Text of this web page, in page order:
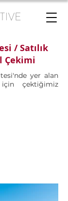
/ Satılık
Çekimi
yer alan
için çektiğimiz